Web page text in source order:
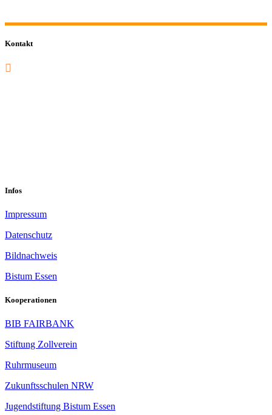
Kontakt
Infos
Impressum
Datenschutz
Bildnachweis
Bistum Essen
Kooperationen
BIB FAIRBANK
Stiftung Zollverein
Ruhrmuseum
Zukunftsschulen NRW
Jugendstiftung Bistum Essen